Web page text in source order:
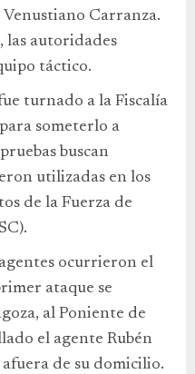
Venustiano Carranza.
las autoridades
táctico.
turnado a la Fiscalía
someterlo a
buscan
utilizadas en los
de la Fuerza de
ocurrieron el
ataque se
al Poniente de
el agente Rubén
de su domicilio.